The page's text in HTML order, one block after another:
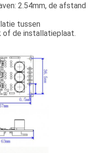
2.54mm, de afstand
tussen
of de installatieplaat.